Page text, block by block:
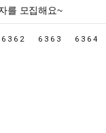
를 모집해요~
6362 6363